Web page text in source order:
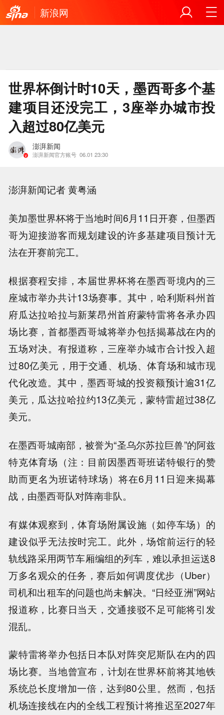
新浪网
世界杯倒计时10天，墨西哥多个基
建项目还没完工，3座举办城市投
入超过80亿美元
澎湃新闻
澎湃新闻官方账号 06.01 23:30
澎湃新闻记者 黄粤涵
美加墨世界杯将于当地时间6月11日开赛，但墨西
哥为迎接游客而规划建设的许多基建项目预计无
法在开赛前完工。
根据赛程安排，本届世界杯将在墨西哥境内的三
座城市举办共计13场赛事。其中，哈利斯科州首
府瓜达拉哈拉与新莱昂州首府蒙特雷将各承办四
场比赛，首都墨西哥城将举办包括揭幕战在内的
五场对决。有报道称，三座举办城市合计投入超
过80亿美元，用于交通、机场、体育场和城市现
代化改造。其中，墨西哥城的投资额预计逾31亿
美元，瓜达拉哈拉约13亿美元，蒙特雷超过38亿
美元。
在墨西哥城南部，被誉为“圣乌尔苏拉巨兽”的阿兹
特克体育场（注：目前因墨西哥班诺特银行的赞
助而更名为班诺特球场）将在6月11日迎来揭幕
战，由墨西哥队对阵南非队。
有媒体观察到，体育场附属设施（如停车场）的
建设似乎无法按时完工。此外，场馆前运行的轻
轨线路采用两节车厢编组的列车，难以承担运送8
万多名观众的任务，赛后如何调度优步（Uber）
司机和出租车的问题也尚未解决。“日经亚洲”网站
报道称，比赛日当天，交通接驳不足可能将引发
混乱。
蒙特雷将举办包括日本队对阵突尼斯队在内的四
场比赛。当地曾宣布，计划在世界杯前将其地铁
系统总长度增加一倍，达到80公里。然而，包括
机场连接线在内的全线工程预计将推迟至2027年